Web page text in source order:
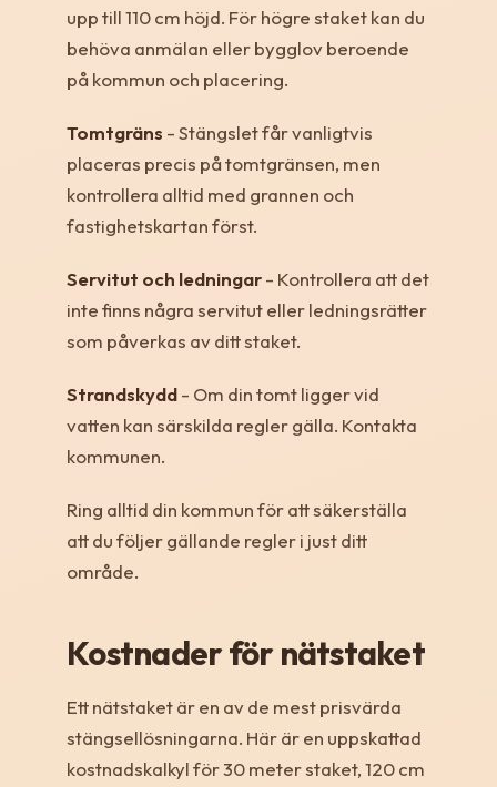
upp till 110 cm höjd. För högre staket kan du
behöva anmälan eller bygglov beroende
på kommun och placering.
Tomtgräns - Stängslet får vanligtvis
placeras precis på tomtgränsen, men
kontrollera alltid med grannen och
fastighetskartan först.
Servitut och ledningar- Kontrollera att det
inte finns några servitut eller ledningsrätter
som påverkas av ditt staket.
Strandskydd- Om din tomt ligger vid
vatten kan särskilda regler gälla. Kontakta
kommunen.
Ring alltid din kommun för att säkerställa
att du följer gällande regler i just ditt
område.
Kostnader för nätstaket
Ett nätstaket är en av de mest prisvärda
stängsellösningarna. Här är en uppskattad
kostnadskalkyl för 30 meter staket, 120 cm